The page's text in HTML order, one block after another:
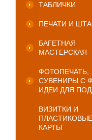
ТАБЛИЧКИ
ПЕЧАТИ И
БАГЕТНАЯ
МАСТЕРСКАЯ
ФОТОПЕЧАТЬ,
СУВЕНИРЫ С
ИДЕИ ДЛЯ
ВИЗИТКИ И
ПЛАСТИКОВЫЕ
КАРТЫ